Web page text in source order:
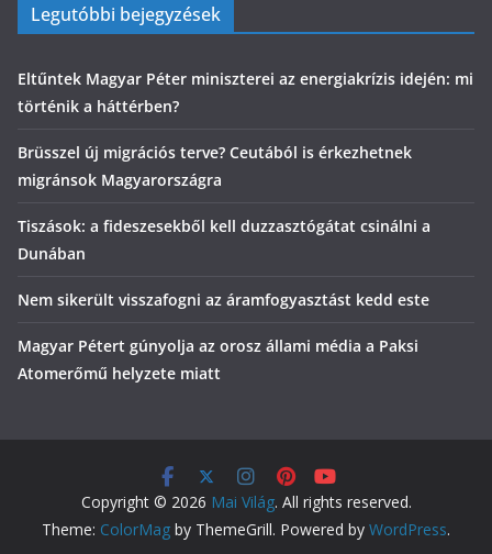
Legutóbbi bejegyzések
Eltűntek Magyar Péter miniszterei az energiakrízis idején: mi
történik a háttérben?
Brüsszel új migrációs terve? Ceutából is érkezhetnek
migránsok Magyarországra
Tiszások: a fideszesekből kell duzzasztógátat csinálni a
Dunában
Nem sikerült visszafogni az áramfogyasztást kedd este
Magyar Pétert gúnyolja az orosz állami média a Paksi
Atomerőmű helyzete miatt
Copyright © 2026 Mai Világ. All rights reserved.
Theme: ColorMag by ThemeGrill. Powered by WordPress.